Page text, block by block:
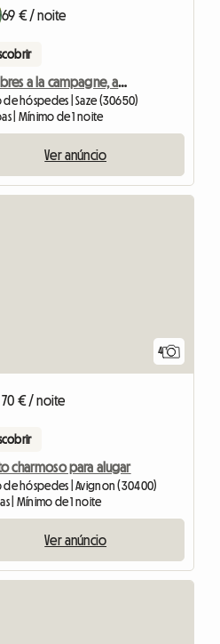
69 € / noite
Chambres a la campagne, au calme, près d'avignon
hóspedes | Saze (30650)
| Mínimo de 1 noite
Ver anúncio
4
70 € / noite
charmoso para alugar
de hóspedes | Avignon (30400)
| Mínimo de 1 noite
Ver anúncio